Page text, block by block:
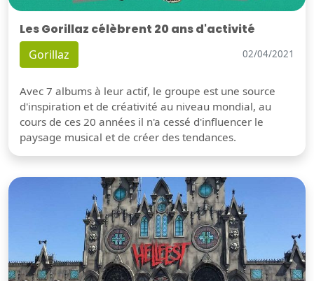
Les Gorillaz célèbrent 20 ans d'activité
Gorillaz 02/04/2021
Avec 7 albums à leur actif, le groupe est une source
d'inspiration et de créativité au niveau mondial, au
cours de ces 20 années il n'a cessé d'influencer le
paysage musical et de créer des tendances.